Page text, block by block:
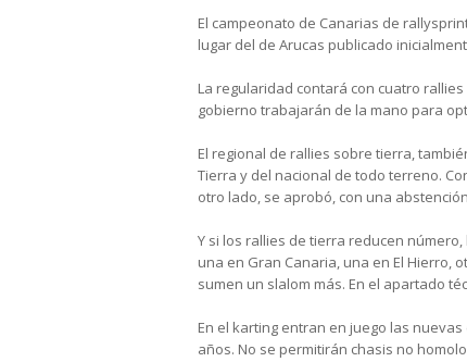
El campeonato de Canarias de
lugar del de Arucas publicado
La regularidad contará con cuatro
gobierno trabajarán de la mano para
El regional de rallies sobre tierra,
Tierra y del nacional de todo terreno.
otro lado, se aprobó, con una
Y si los rallies de tierra reducen
una en Gran Canaria, una en El Hierro,
sumen un slalom más. En el apartado
En el karting entran en juego las
años. No se permitirán chasis no